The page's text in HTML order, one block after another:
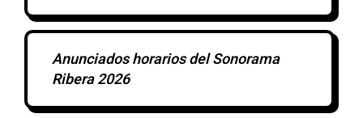
Anunciados horarios del Sonorama
Ribera 2026